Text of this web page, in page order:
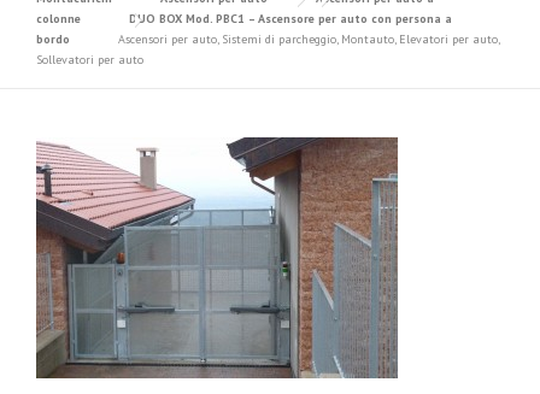
colonne
DUO BOX Mod. PBC1 – Ascensore per auto con persona a
bordo
Ascensori per auto, Sistemi di parcheggio, Montauto, Elevatori per auto,
Sollevatori per auto